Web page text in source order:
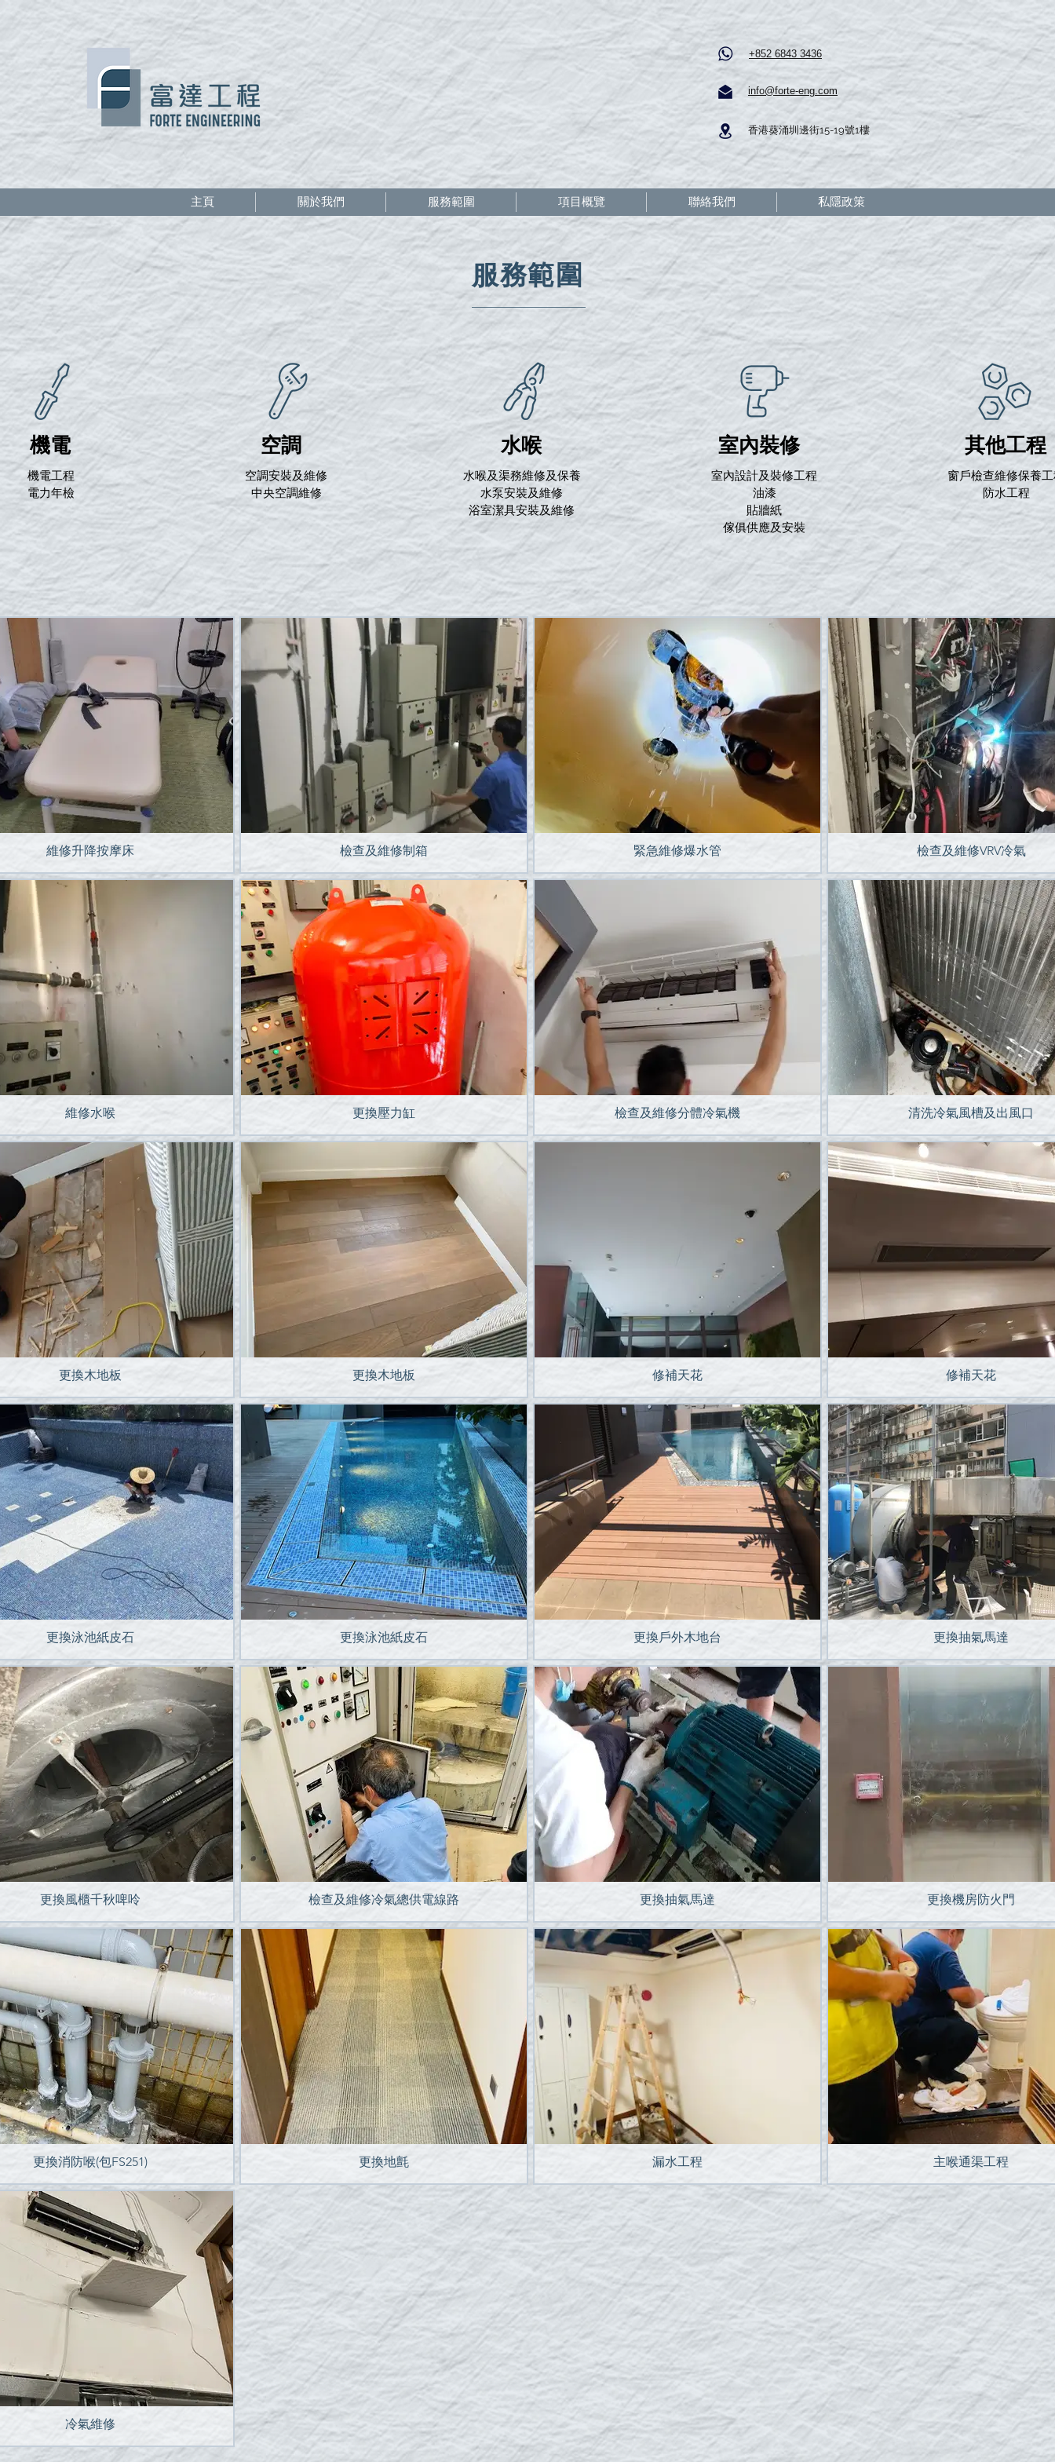
+852 6843 3436
info@forte-eng.com
香港葵涌圳邊街15-19號1樓
主頁 關於我們 服務範圍 項目概覽 聯絡我們 私隱政策
服務範圍
機電
機電工程
電力年檢
​空調
空調安裝及維修
中央空調維修
水喉
水喉及渠務維修及保養
水泵安裝及維修
浴室潔具安裝及維修
​室內裝修
室內設計​及裝修工程
油漆
貼牆紙
傢俱供應及安裝
其他工程
窗戶檢查維修保養
防水工程
維修升降按摩床 檢查及維修制箱 緊急維修爆水管 檢查及維修VRV冷氣
維修水喉 更換壓力缸 檢查及維修分體冷氣機 清洗冷氣風槽及出風口
更換木地板 更換木地板 修補天花 修補天花
更換泳池紙皮石 更換泳池紙皮石 更換戶外木地台 更換抽氣馬達
更換風櫃千秋啤呤 檢查及維修冷氣總供電線路 更換抽氣馬達 更換機房防火門
更換消防喉(包FS251) 更換地氈 漏水工程 主喉通渠工程
冷氣維修